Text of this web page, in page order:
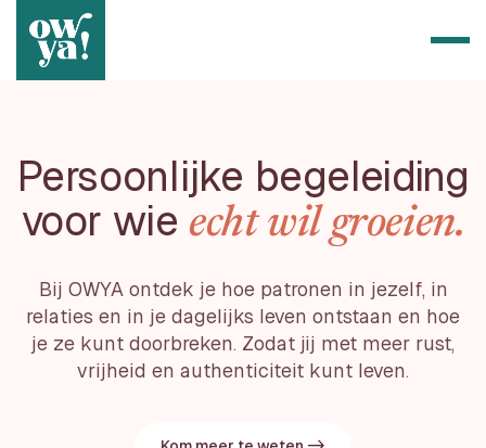
Persoonlijke begeleiding
voor wie echt wil groeien.
Bij OWYA ontdek je hoe patronen in jezelf, in
relaties en in je dagelijks leven ontstaan en hoe
je ze kunt doorbreken. Zodat jij met meer rust,
vrijheid en authenticiteit kunt leven.